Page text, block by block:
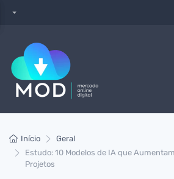
Início
Geral
Estudo: 10 Modelos de IA que
Projetos